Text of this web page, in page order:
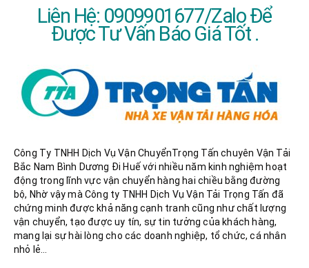
Liên Hệ: 0909901677/Zalo Để
Được Tư Vấn Báo Giá Tốt .
Công Ty TNHH Dịch Vụ Vận ChuyểnTrọng Tấn chuyên Vận Tải
Bắc Nam Bình Dương Đi Huế với nhiều năm kinh nghiệm hoạt
động trong lĩnh vực vận chuyển hàng hai chiều bằng đường
bộ, Nhờ vậy mà Công ty TNHH Dịch Vụ Vận Tải Trọng Tấn đã
chứng minh được khả năng cạnh tranh cũng như chất lượng
vận chuyển, tạo được uy tín, sự tin tưởng của khách hàng,
mang lại sự hài lòng cho các doanh nghiệp, tổ chức, cá nhân
nhỏ lẻ…